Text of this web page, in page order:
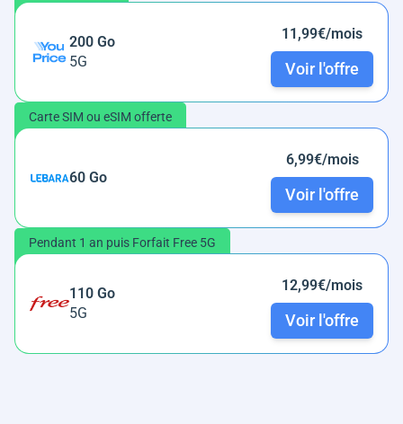
200 Go
5G
11,99€/mois
Voir l'offre
Carte SIM ou eSIM offerte
60 Go
6,99€/mois
Voir l'offre
Pendant 1 an puis Forfait Free 5G
110 Go
5G
12,99€/mois
Voir l'offre